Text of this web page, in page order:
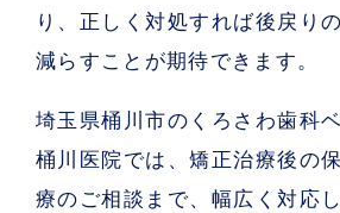
り、正しく対処すれば後戻り
減らすことが期待できます。
埼玉県桶川市の くろさわ歯科
桶川医院では、矯正治療後の
療のご相談まで、幅広く対応